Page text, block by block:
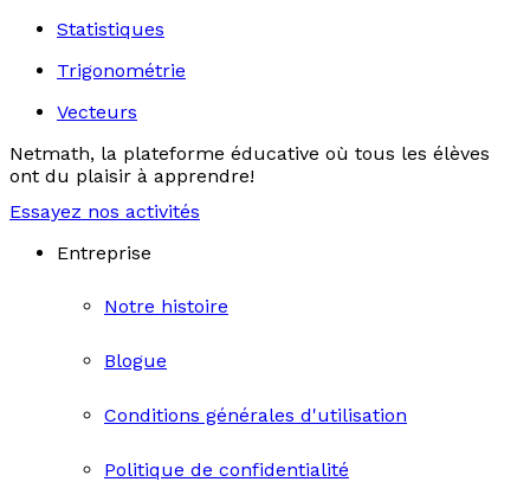
Statistiques
Trigonométrie
Vecteurs
Netmath, la plateforme éducative où tous les élèves
ont du plaisir à apprendre!
Essayez nos activités
Entreprise
Notre histoire
Blogue
Conditions générales d'utilisation
Politique de confidentialité